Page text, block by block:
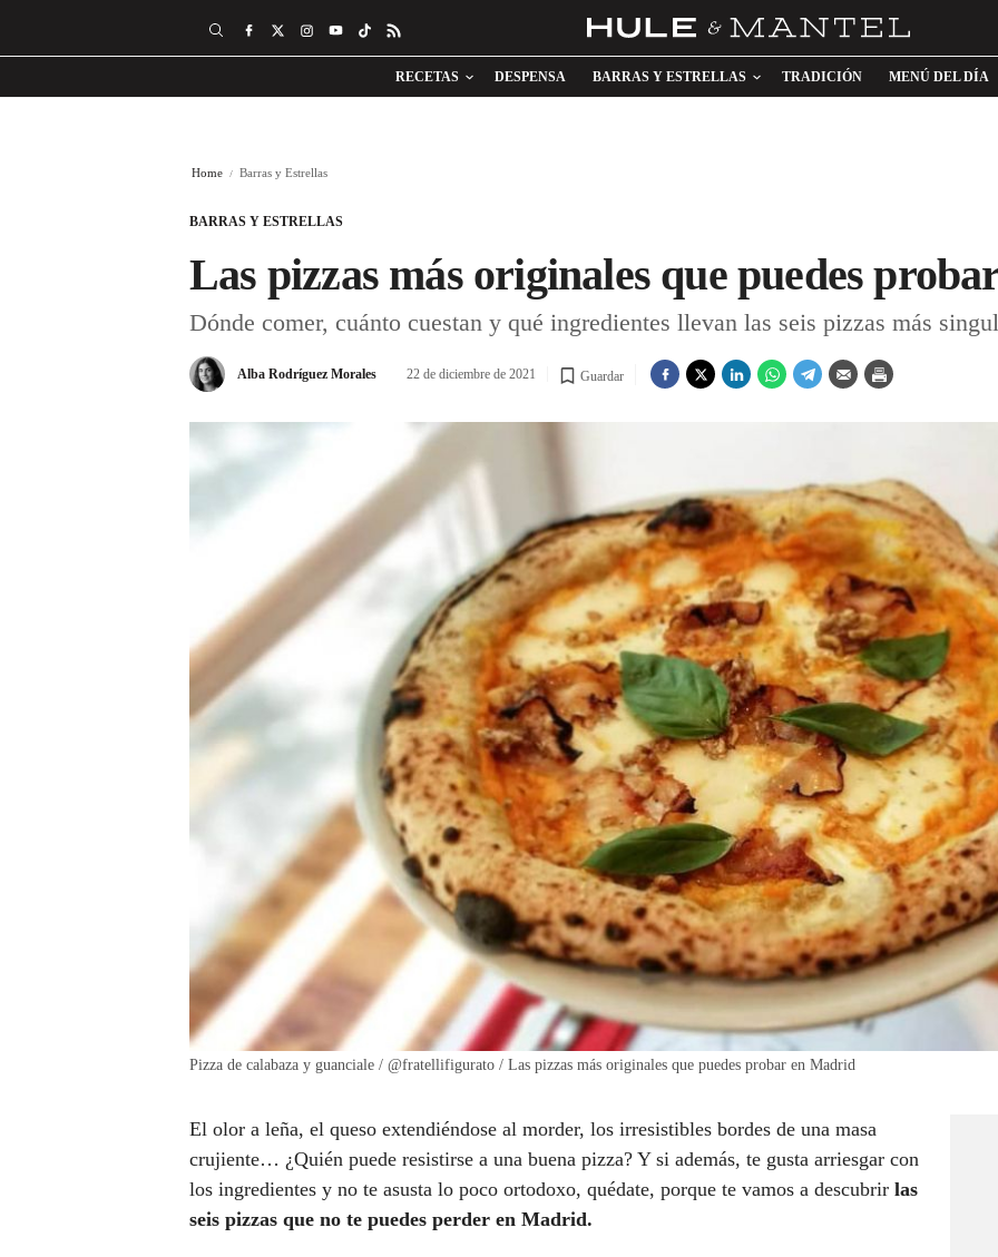
RECETAS DESPENSA BARRAS Y ESTRELLAS TRADICIÓN MENÚ DEL DÍA
Home Barras y Estrellas
BARRAS Y ESTRELLAS
Las pizzas más originales que puedes
Dónde comer, cuánto cuestan y qué ingredientes llevan las seis pizzas más
Alba Rodríguez Morales 22 de diciembre de 2021 Guardar
Pizza de calabaza y guanciale / @fratellifigurato / Las pizzas más originales que puedes probar en Madrid
El olor a leña, el queso extendiéndose al morder, los irresistibles bordes de una masa
crujiente… ¿Quién puede resistirse a una buena pizza? Y si además, te gusta arriesgar con
los ingredientes y no te asusta lo poco ortodoxo, quédate, porque te vamos a descubrir las
seis pizzas que no te puedes perder en Madrid.